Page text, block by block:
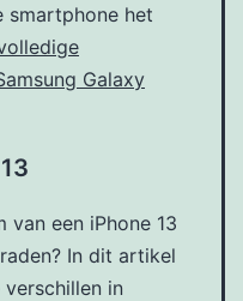
smartphone het
Galaxy
van een iPhone 13
In dit artikel
in